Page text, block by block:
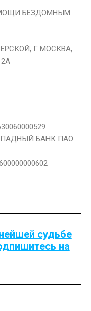
БЕЗДОМНЫМ
Г МОСКВА,
БАНК ПАО
судьбе
на